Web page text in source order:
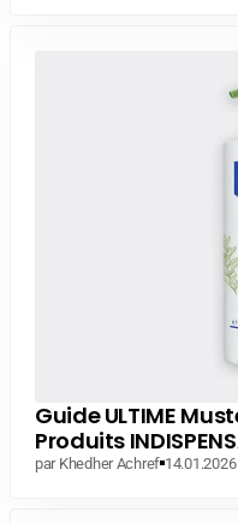
Guide ULTIME
Produits
par Khedher Achref 14.01.2026